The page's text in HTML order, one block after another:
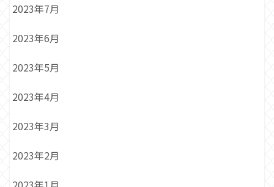
2023年7月
2023年6月
2023年5月
2023年4月
2023年3月
2023年2月